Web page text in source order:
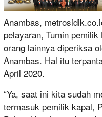
Anambas,
pelayaran, Tumin
orang lainnya diperiksa
Anambas. Hal itu
April 2020.
“Ya, saat ini kita sudah
termasuk pemilik kapal,